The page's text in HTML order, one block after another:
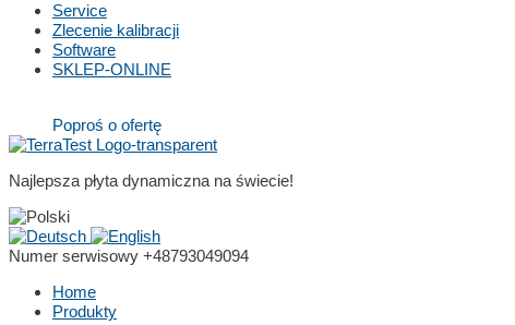
Service
Zlecenie kalibracji
Software
SKLEP-ONLINE
Poproś o ofertę
Najlepsza płyta dynamiczna na świecie!
Numer serwisowy +48793049094
Home
Produkty